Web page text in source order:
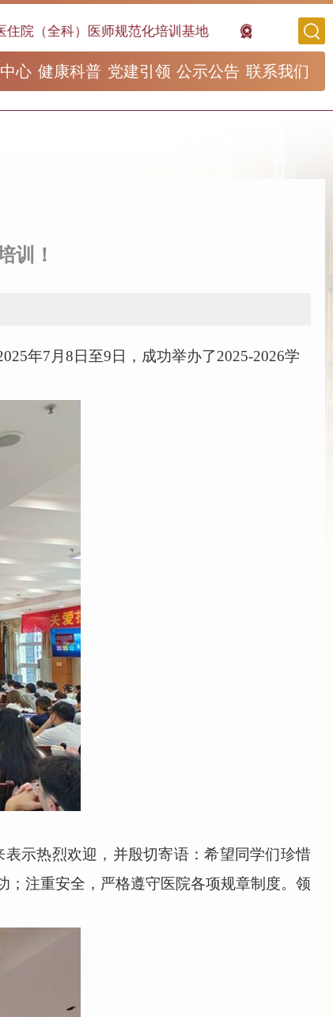
规范化培训基地 王世民国医大师工作室
心 健康科普 党建引领 公示公告 联系我们
训！
年7 月 8 日至9 日，成功举办了2025-2026学
示热烈欢迎，并殷切寄语：希望同学们珍惜
注重安全，严格遵守医院各项规章制度。领